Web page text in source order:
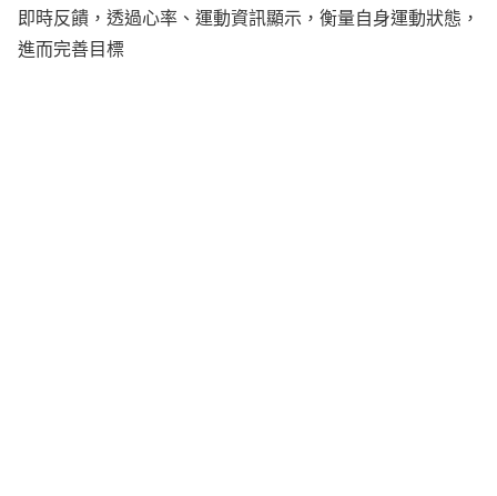
即時反饋，透過心率、運動資訊顯示，衡量自身運動狀態，
進而完善目標